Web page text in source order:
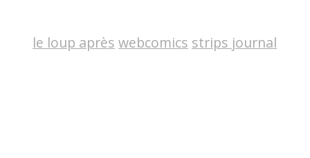
le loup après webcomics strips journal